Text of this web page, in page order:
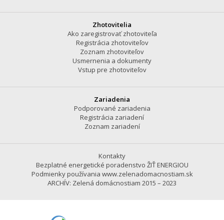
Zhotovitelia
Ako zaregistrovať zhotoviteľa
Registrácia zhotoviteľov
Zoznam zhotoviteľov
Usmernenia a dokumenty
Vstup pre zhotoviteľov
Zariadenia
Podporované zariadenia
Registrácia zariadení
Zoznam zariadení
Kontakty
Bezplatné energetické poradenstvo ŽIŤ ENERGIOU
Podmienky používania www.zelenadomacnostiam.sk
ARCHÍV: Zelená domácnostiam 2015 – 2023